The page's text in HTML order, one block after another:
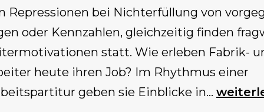
Repressionen bei Nichterfüllung von
oder Kennzahlen, gleichzeitig finden
statt. Wie erleben Fabrik-
heute ihren Job? Im Rhythmus einer
geben sie Einblicke in…